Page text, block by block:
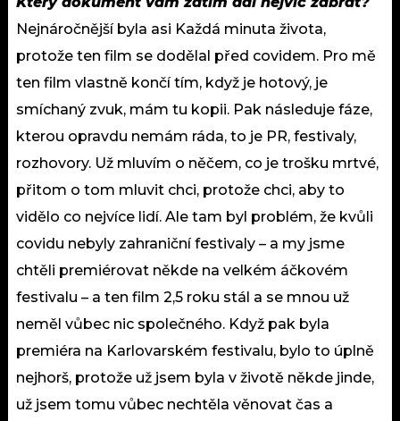
Nejnáročnější byla asi Každá minuta života,
protože ten film se dodělal před covidem. Pro mě
ten film vlastně končí tím, když je hotový, je
smíchaný zvuk, mám tu kopii. Pak následuje fáze,
kterou opravdu nemám ráda, to je PR, festivaly,
rozhovory. Už mluvím o něčem, co je trošku mrtvé,
přitom o tom mluvit chci, protože chci, aby to
vidělo co nejvíce lidí. Ale tam byl problém, že kvůli
covidu nebyly zahraniční festivaly – a my jsme
chtěli premiérovat někde na velkém áčkovém
festivalu – a ten film 2,5 roku stál a se mnou už
neměl vůbec nic společného. Když pak byla
premiéra na Karlovarském festivalu, bylo to úplně
nejhorš, protože už jsem byla v životě někde jinde,
už jsem tomu vůbec nechtěla věnovat čas a